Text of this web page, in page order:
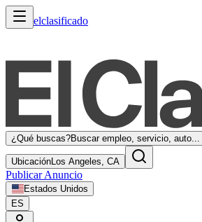
elclasificado
¿Qué buscas?Buscar empleo, servicio, auto...
UbicaciónLos Angeles, CA
Publicar Anuncio
Estados Unidos
ES